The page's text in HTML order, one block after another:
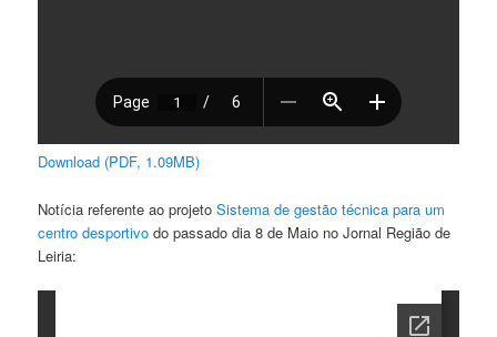
Download (PDF, 1.09MB)
Notícia referente ao projetoSistema de gestão técnica para um
centro desportivo do passado dia 8 de Maio no Jornal Região de
Leiria: